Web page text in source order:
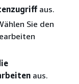
aus.
Sie den
aus.